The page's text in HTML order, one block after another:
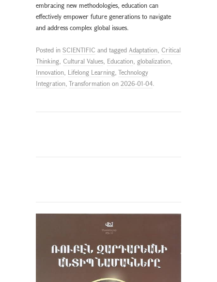
embracing new methodologies, education can
effectively empower future generations to navigate
and address complex global issues.
Posted in SCIENTIFIC and tagged Adaptation, Critical
Thinking, Cultural Values, Education, globalization,
Innovation, Lifelong Learning, Technology
Integration, Transformation on 2026-01-04.